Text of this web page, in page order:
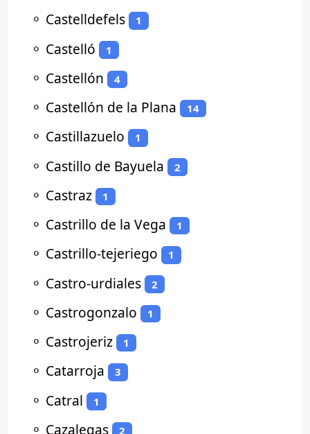
⚬ Castelldefels 1
⚬ Castelló 1
⚬ Castellón 4
⚬ Castellón de la Plana 14
⚬ Castillazuelo 1
⚬ Castillo de Bayuela 2
⚬ Castraz 1
⚬ Castrillo de la Vega 1
⚬ Castrillo-tejeriego 1
⚬ Castro-urdiales 2
⚬ Castrogonzalo 1
⚬ Castrojeriz 1
⚬ Catarroja 3
⚬ Catral 1
⚬ Cazalegas 2